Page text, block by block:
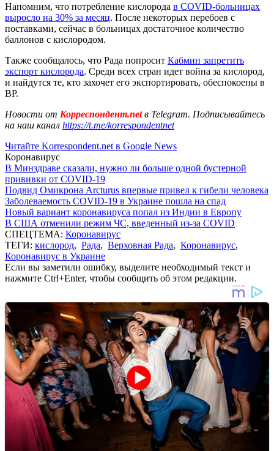
Напомним, что потребление кислорода в COVID-больницах
выросло на 30% за месяц. После некоторых перебоев с
поставками, сейчас в больницах достаточное количество
баллонов с кислородом.
Также сообщалось, что Рада попросит Кабмин запретить
экспорт кислорода. Среди всех стран идет война за кислород,
и найдутся те, кто захочет его экспортировать, обеспокоены в
ВР.
Новости от Корреспондент.netв Telegram. Подписывайтесь
на наш канал https://t.me/korrespondentnet
Читайте Korrespondent.net в Google News
Коронавирус
В Минздраве сказали, нужно ли больше одной бустерной
прививки от COVID-19
Подвид Омикрона Arcturus впервые привел к гибели человека
Заболеваемость COVID-19 в Украине пошла на спад
Новый вариант коронавируса попал из Индии в Европу
В США отменили режим ЧС, введенный из-за COVID
СПЕЦТЕМА: Коронавирус
ТЕГИ: кислород, Рада, Верховная Рада, Коронавирус,
Коронавирус в Украине
Если вы заметили ошибку, выделите необходимый текст и
нажмите Ctrl+Enter, чтобы сообщить об этом редакции.